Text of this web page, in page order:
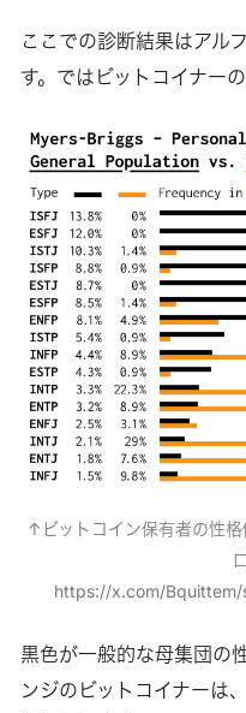
ここでの診断結果はアル
す。ではビットコイナー
↑ビットコイン保有者の性
https://x.com/
黒色が一般的な母集団の
ンジのビットコイナーは